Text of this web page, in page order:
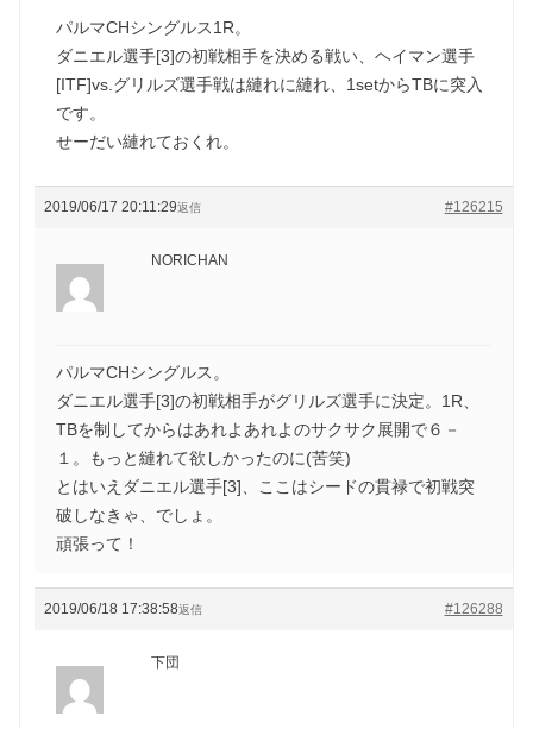
パルマCHシングルス1R。
ダニエル選手[3]の初戦相手を決める戦い、ヘイマン選手
[ITF]vs.グリルズ選手戦は縺れに縺れ、1setからTBに突入
です。
せーだい縺れておくれ。
2019/06/17 20:11:29 #126215
返信
NORICHAN
パルマCHシングルス。
ダニエル選手[3]の初戦相手がグリルズ選手に決定。1R、
TBを制してからはあれよあれよのサクサク展開で６－
１。もっと縺れて欲しかったのに(苦笑)
とはいえダニエル選手[3]、ここはシードの貫禄で初戦突
破しなきゃ、でしょ。
頑張って！
2019/06/18 17:38:58 #126288
返信
下団